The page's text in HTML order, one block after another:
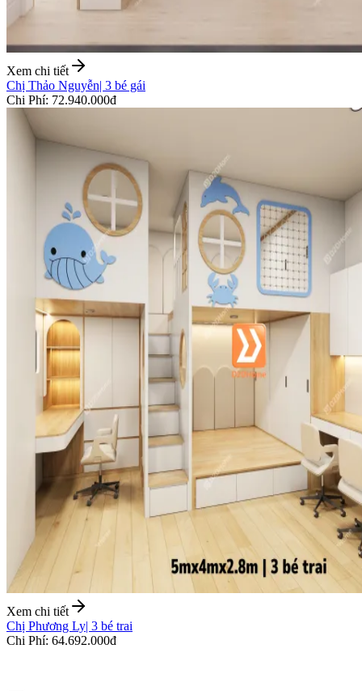
Xem chi tiết
Chị Thảo Nguyễn| 3 bé gái
Chi Phí: 72.940.000đ
Xem chi tiết
Chị Phương Ly| 3 bé trai
Chi Phí: 64.692.000đ